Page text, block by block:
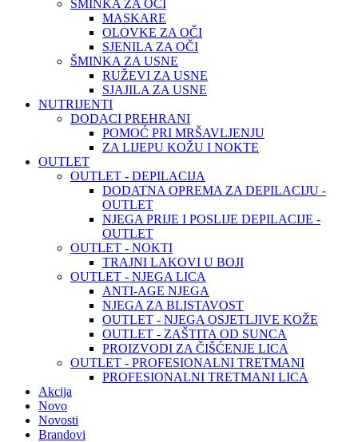
ŠMINKA ZA OČI
MASKARE
OLOVKE ZA OČI
SJENILA ZA OČI
ŠMINKA ZA USNE
RUŽEVI ZA USNE
SJAJILA ZA USNE
NUTRIJENTI
DODACI PREHRANI
POMOĆ PRI MRŠAVLJENJU
ZA LIJEPU KOŽU I NOKTE
OUTLET
OUTLET - DEPILACIJA
DODATNA OPREMA ZA DEPILACIJU -
OUTLET
NJEGA PRIJE I POSLIJE DEPILACIJE -
OUTLET
OUTLET - NOKTI
TRAJNI LAKOVI U BOJI
OUTLET - NJEGA LICA
ANTI-AGE NJEGA
NJEGA ZA BLISTAVOST
OUTLET - NJEGA OSJETLJIVE KOŽE
OUTLET - ZAŠTITA OD SUNCA
PROIZVODI ZA ČIŠĆENJE LICA
OUTLET - PROFESIONALNI TRETMANI
PROFESIONALNI TRETMANI LICA
Akcija
Novo
Novosti
Brandovi